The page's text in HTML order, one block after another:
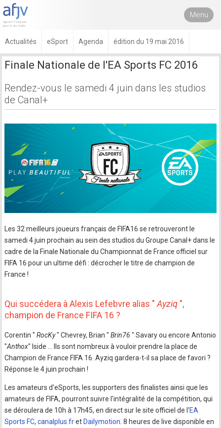
Menu
Actualités eSport Agenda édition du 19 mai 2016
Finale Nationale de l'EA Sports FC 2016
Rendez-vous le samedi 4 juin dans les studios
de Canal+
Les 32 meilleurs joueurs français de FIFA16 se retrouveront le
samedi 4 juin prochain au sein des studios du Groupe Canal+ dans le
cadre de la Finale Nationale du Championnat de France officiel sur
FIFA 16 pour un ultime défi : décrocher le titre de champion de
France !
Qui succédera à Alexis Lefebvre alias " Ayziq ",
champion de France FIFA 16 ?
Corentin " RocKy" Chevrey, Brian " Brin76" Savary ou encore Antonio
"Anthox" Iside … Ils sont nombreux à vouloir prendre la place de
Champion de France FIFA 16. Ayziq gardera-t-il sa place de favori ?
Réponse le 4 juin prochain !
Les amateurs d'eSports, les supporters des finalistes ainsi que les
amateurs de FIFA, pourront suivre l'intégralité de la compétition, qui
se déroulera de 10h à 17h45, en direct sur le site officiel de l'EA
Sports FC,canalplus.fret Dailymotion . 8 heures de live disponible en